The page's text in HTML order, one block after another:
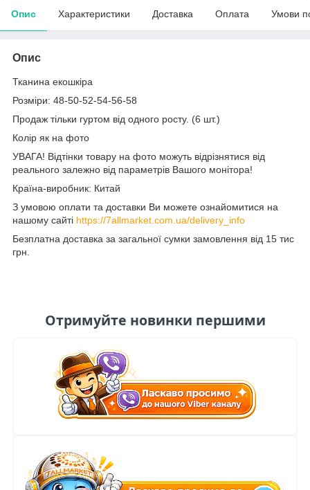
Опис Характеристики Доставка Оплата Умови
Опис
Тканина екошкіра
Розміри: 48-50-52-54-56-58
Продаж тільки гуртом від одного росту. (6 шт.)
Колір як на фото
УВАГА! Відтінки товару на фото можуть відрізнятися від
реального залежно від параметрів Вашого монітора!
Країна-виробник: Китай
З умовою оплати та доставки Ви можете ознайомитися на
нашому сайті https://7allmarket.com.ua/delivery_info
Безплатна доставка за загальної сумки замовлення від 15 тис
грн.
Отримуйте новинки першими